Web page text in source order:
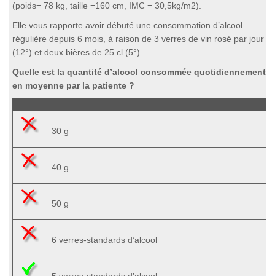
(poids= 78 kg, taille =160 cm, IMC = 30,5kg/m2).
Elle vous rapporte avoir débuté une consommation d’alcool
régulière depuis 6 mois, à raison de 3 verres de vin rosé par jour
(12°) et deux bières de 25 cl (5°).
Quelle est la quantité d’alcool consommée quotidiennement
en moyenne par la patiente ?
30 g
40 g
50 g
6 verres-standards d’alcool